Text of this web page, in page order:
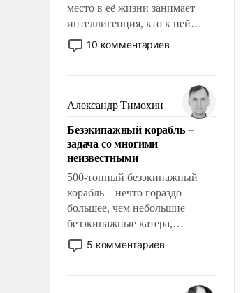
место в её жизни занимает
интеллигенция, кто к ней
принадлежит, а кого из неё
исключили с правом
чем она отличается от просто
образованных людей. Иногда
казалось, что эти вопросы
решены раз и навсегда, но –
нет, не решены.
10 комментариев
Александр Тимохин
Безэкипажный корабль –
задача со многими
неизвестными
500-тонный безэкипажный
корабль – нечто гораздо
большее, чем небольшие
безэкипажные катера,
применение которых уже
стало обыденностью. Задача по
сложна и амбициозна. Однако
5 комментариев